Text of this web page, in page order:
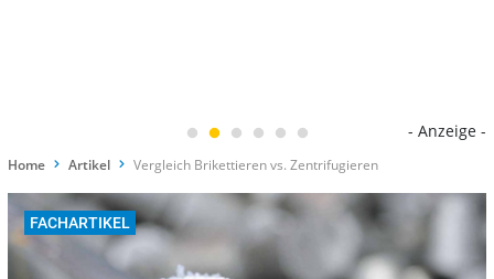
- Anzeige -
Home Artikel Vergleich Brikettieren vs. Zentrifugieren
FACHARTIKEL